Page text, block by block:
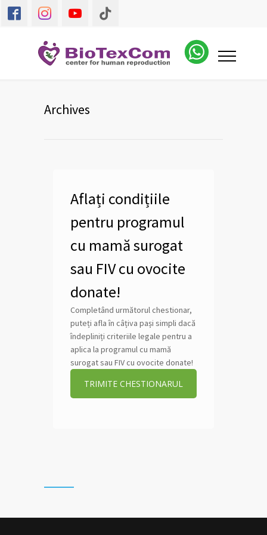
Archives
Aflați condițiile
pentru programul
cu mamă surogat
sau FIV cu ovocite
donate!
Completând următorul chestionar,
puteți afla în câțiva pași simpli dacă
îndepliniți criteriile legale pentru a
aplica la programul cu mamă
surogat sau FIV cu ovocite donate!
TRIMITE CHESTIONARUL